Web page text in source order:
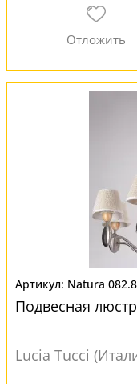
Natura 082.8
Подвесная
Lucia Tucci